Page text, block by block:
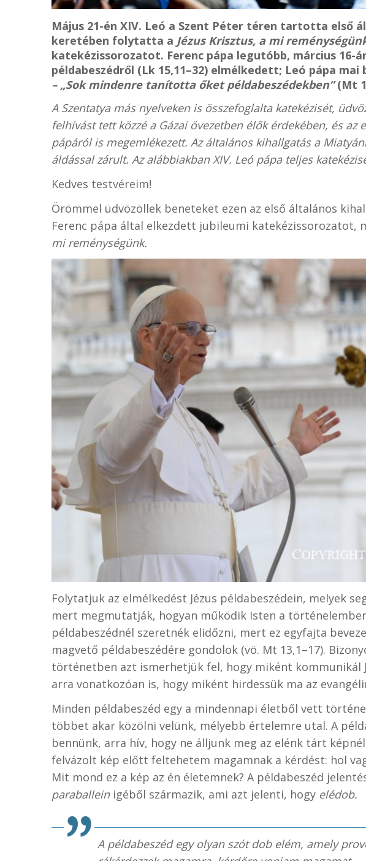
Május 21-én XIV. Leó a Szent Péter téren tartotta első
keretében folytatta a Jézus Krisztus, a mi
katekézissorozatot. Ferenc pápa legutóbb, március 16-
példabeszédről (Lk 15,11–32) elmélkedett; Leó pápa mai
– „Sok mindenre tanította őket példabeszédekben”(Mt
A Szentatya más nyelveken is összefoglalta katekézisét,
felhívást tett közzé a Gázai övezetben élők érdekében, és az
pápáról is megemlékezett. Az általános kihallgatás a
áldással zárult. Az alábbiakban XIV. Leó pápa teljes
Kedves testvéreim!
Örömmel üdvözöllek beneteket ezen az első általános
Ferenc pápa által elkezdett jubileumi katekézissorozatot,
mi reménységünk.
Folytatjuk az elmélkedést Jézus példabeszédein, melyek
mert megmutatják, hogyan működik Isten a
példabeszédnél szeretnék elidőzni, mert ez egyfajta
magvető példabeszédére gondolok (vö. Mt 13,1–17).
történetben azt ismerhetjük fel, hogy miként kommunikál
arra vonatkozóan is, hogy miként hirdessük ma az
Minden példabeszéd egy a mindennapi életből vett
többet akar közölni velünk, mélyebb értelemre utal. A
bennünk, arra hív, hogy ne álljunk meg az elénk tárt
felvázolt kép előtt feltehetem magamnak a kérdést: hol
Mit mond ez a kép az én életemnek? A példabeszéd
paraballeinigéből származik, ami azt jelenti, hogy elédob.
A példabeszéd egy olyan szót dob elém, amely